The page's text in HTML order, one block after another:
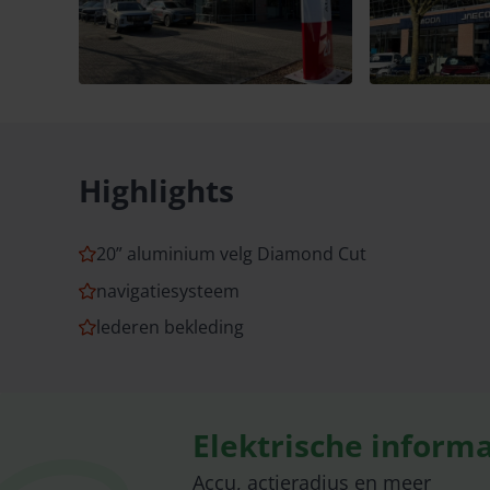
Highlights
20” aluminium velg Diamond Cut
navigatiesysteem
lederen bekleding
Elektrische
Accu, actieradius en meer